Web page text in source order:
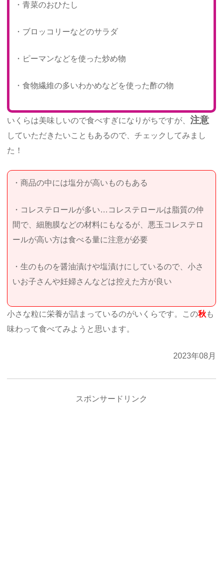
・青菜のおひたし
・ブロッコリーなどのサラダ
・ピーマンなどを使った炒め物
・食物繊維の多いわかめなどを使った酢の物
いくらは美味しいので食べすぎになりがちですが、注意
していただきたいこともあるので、チェックしてみまし
た！
・商品の中には塩分が高いものもある
・コレステロールが多い…コレステロールは脂質の仲
間で、細胞膜などの材料にもなるが、悪玉コレステロ
ールが高い方は食べる量に注意が必要
・生のものを醤油漬けや塩漬けにしているので、小さ
いお子さんや妊婦さんなどは控えた方が良い
小さな粒に栄養が詰まっているのがいくらです。この秋も
味わって食べてみようと思います。
2023年08月
スポンサードリンク